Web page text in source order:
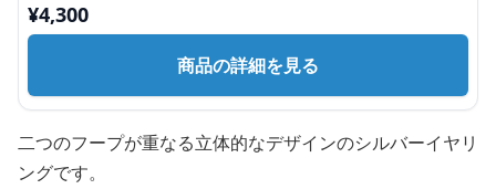
¥4,300
商品の詳細を見る
二つのフープが重なる立体的なデザインのシルバーイヤリ
ングです。